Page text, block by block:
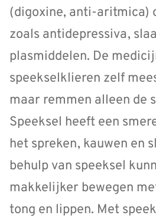
(digoxine, anti-aritmica)
zoals antidepressiva,
plasmiddelen. De
speekselklieren zelf
maar remmen alleen de
Speeksel heeft een
het spreken, kauwen en
behulp van speeksel
makkelijker bewegen
tong en lippen. Met